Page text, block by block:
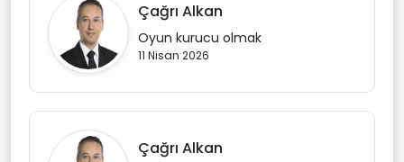
Çağrı Alkan
Oyun kurucu olmak
11 Nisan 2026
Çağrı Alkan